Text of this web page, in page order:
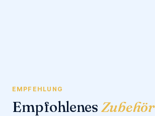
EMPFEHLUNG
Empfohlenes Zubehör